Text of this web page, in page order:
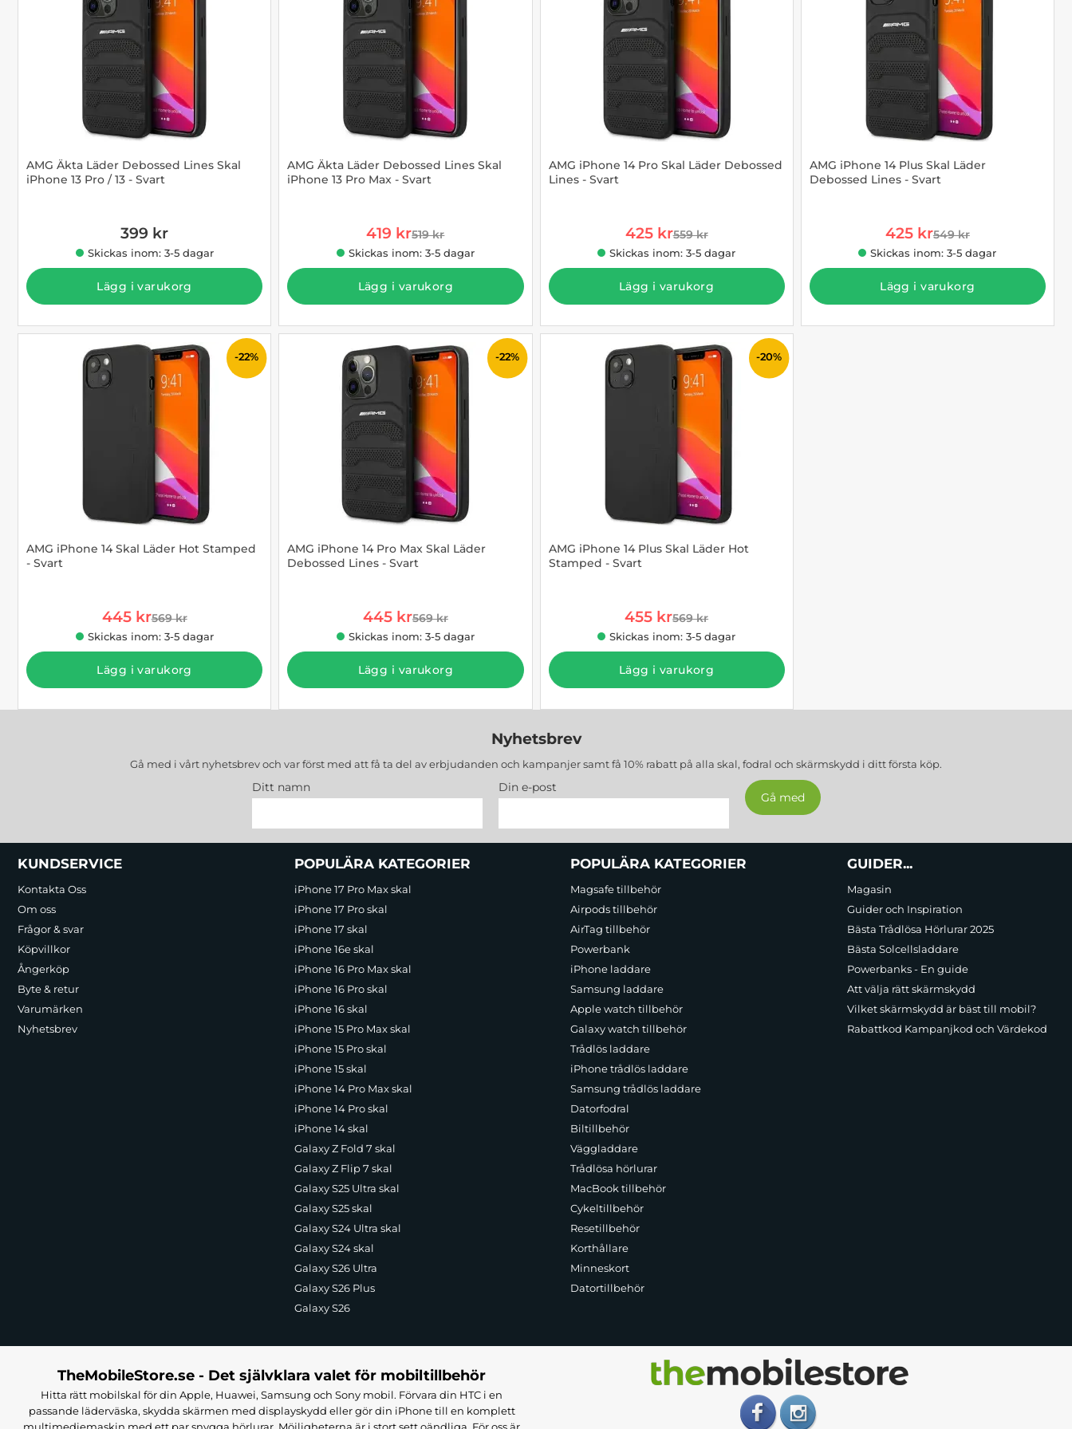
AMG Äkta Läder Debossed Lines Skal
iPhone 13 Pro / 13 - Svart
399 kr
Skickas inom: 3-5 dagar
Lägg i varukorg
AMG Äkta Läder Debossed Lines Skal
iPhone 13 Pro Max - Svart
rea pris
419 krtidigare pris
519 kr
Skickas inom: 3-5 dagar
Lägg i varukorg
AMG iPhone 14 Pro Skal Läder Debossed
Lines - Svart
rea pris
425 krtidigare pris
559 kr
Skickas inom: 3-5 dagar
Lägg i varukorg
AMG iPhone 14 Plus Skal Läder
Debossed Lines - Svart
rea pris
425 krtidigare pris
549 kr
Skickas inom: 3-5 dagar
Lägg i varukorg
-22%
AMG iPhone 14 Skal Läder Hot Stamped
- Svart
rea pris
445 krtidigare pris
569 kr
Skickas inom: 3-5 dagar
Lägg i varukorg
-22%
AMG iPhone 14 Pro Max Skal Läder
Debossed Lines - Svart
rea pris
445 krtidigare pris
569 kr
Skickas inom: 3-5 dagar
Lägg i varukorg
-20%
AMG iPhone 14 Plus Skal Läder Hot
Stamped - Svart
rea pris
455 krtidigare pris
569 kr
Skickas inom: 3-5 dagar
Lägg i varukorg
Nyhetsbrev
Gå med i vårt nyhetsbrev och var först med att få ta del av erbjudanden och kampanjer samt få 10% rabatt på alla skal, fodral och skärmskydd i ditt första köp.
Ditt namn Din e-post
Sidfot Blandad info och länkar
KUNDSERVICE
Kontakta Oss
Om oss
Frågor & svar
Köpvillkor
Ångerköp
Byte & retur
Varumärken
Nyhetsbrev
POPULÄRA KATEGORIER
iPhone 17 Pro Max skal
iPhone 17 Pro skal
iPhone 17 skal
iPhone 16e skal
iPhone 16 Pro Max skal
iPhone 16 Pro skal
iPhone 16 skal
iPhone 15 Pro Max skal
iPhone 15 Pro skal
iPhone 15 skal
iPhone 14 Pro Max skal
iPhone 14 Pro skal
iPhone 14 skal
Galaxy Z Fold 7 skal
Galaxy Z Flip 7 skal
Galaxy S25 Ultra skal
Galaxy S25 skal
Galaxy S24 Ultra skal
Galaxy S24 skal
Galaxy S26 Ultra
Galaxy S26 Plus
Galaxy S26
POPULÄRA KATEGORIER
Magsafe tillbehör
Airpods tillbehör
AirTag tillbehör
Powerbank
iPhone laddare
Samsung laddare
Apple watch tillbehör
Galaxy watch tillbehör
Trådlös laddare
iPhone trådlös laddare
Samsung trådlös laddare
Datorfodral
Biltillbehör
Väggladdare
Trådlösa hörlurar
MacBook tillbehör
Cykeltillbehör
Resetillbehör
Korthållare
Minneskort
Datortillbehör
GUIDER...
Magasin
Guider och Inspiration
Bästa Trådlösa Hörlurar 2025
Bästa Solcellsladdare
Powerbanks - En guide
Att välja rätt skärmskydd
Vilket skärmskydd är bäst till mobil?
Rabattkod Kampanjkod och Värdekod
TheMobileStore.se - Det självklara valet för mobiltillbehör
Hitta rätt mobilskal för din Apple, Huawei, Samsung och Sony mobil. Förvara din HTC i en
passande läderväska, skydda skärmen med displayskydd eller gör din iPhone till en komplett